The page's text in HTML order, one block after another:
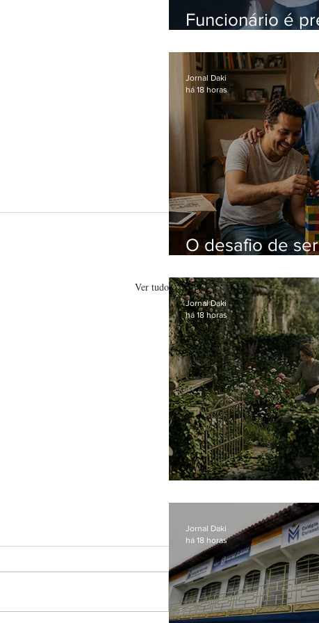
Ver tudo
Funcionário é
do Hospital do
O desafio de
Jornal Daki
há 18 horas
Jornal Daki
há 18 horas
Jornal Daki
há 18 horas